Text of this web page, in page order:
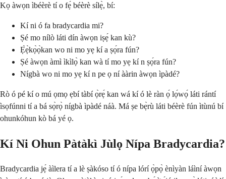
Kọ àwọn ìbéèrè tí o fẹ́ béèrè sílẹ̀, bí:
Kí ni ó fa bradycardia mi?
Ṣé mo nílò láti dín àwọn iṣẹ́ kan kù?
Ẹ̀ẹ̀kọ̀ọ̀kan wo ni mo yẹ kí a ṣọ́ra fún?
Ṣé àwọn àmì ìkìlọ̀ kan wà tí mo yẹ kí n ṣọ́ra fún?
Nígbà wo ni mo yẹ kí n pe ọ ní ààrin àwọn ìpàdé?
Rò ó pé kí o mú ọmọ ẹbí tàbí ọ̀rẹ́ kan wá kí ó lè ràn ọ́ lọ́wọ́ láti rántí
ìsọfúnni tí a bá sọ̀rọ̀ nígbà ìpàdé náà. Má ṣe bẹ̀rù láti béèrè fún ìtùnú bí
ohunkóhun kò bá yé ọ.
Kí Ni Ohun Pàtàkì Jùlọ Nípa Bradycardia?
Bradycardia jẹ́ àìlera tí a lè ṣàkóso tí ó nípa lórí ọ̀pọ̀ ènìyàn láìní àwọn